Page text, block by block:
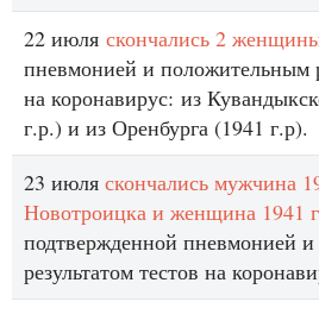
22 июля скончались 2
пневмонией и положительным
на коронавирус: из
г.р.) и из Оренбурга (1941 г.р).
23 июля скончались мужчина
Новотроицка и женщина 1941
подтвержденной пневмонией
результатом тестов на